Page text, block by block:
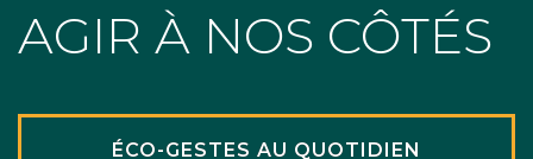
AGIR À NOS CÔTÉS
ÉCO-GESTES AU QUOTIDIEN